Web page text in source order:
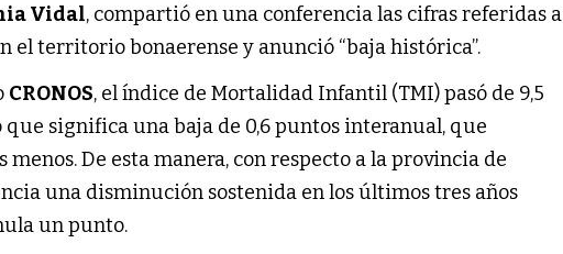
Vidal, compartió en una conferencia las cifras referidas a
territorio bonaerense y anunció “baja histórica”.
CRONOS, el índice de Mortalidad Infantil (TMI) pasó de 9,5
que significa una baja de 0,6 puntos interanual, que
De esta manera, con respecto a la provincia de
una disminución sostenida en los últimos tres años
un punto.